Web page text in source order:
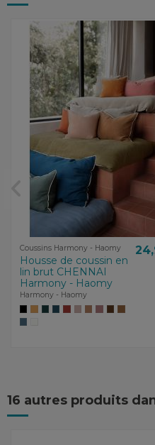
Coussins Harmony - Haomy
Housse de coussin en
lin brut CHENNAI
Harmony - Haomy
Harmony - Haomy
16 autres produits